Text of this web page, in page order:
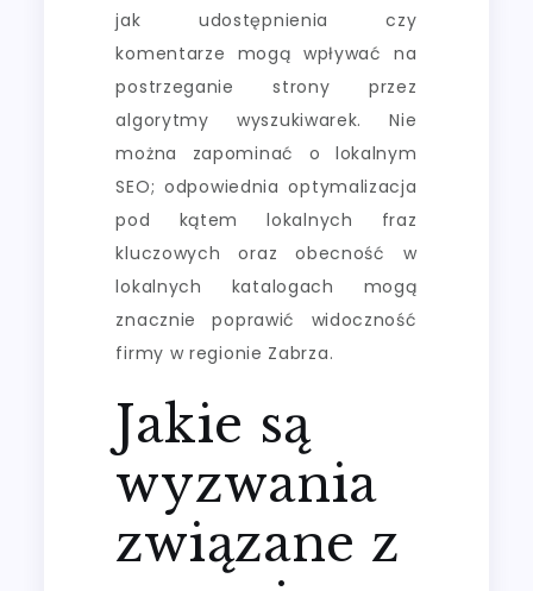
jak udostępnienia czy
komentarze mogą wpływać na
postrzeganie strony przez
algorytmy wyszukiwarek. Nie
można zapominać o lokalnym
SEO; odpowiednia optymalizacja
pod kątem lokalnych fraz
kluczowych oraz obecność w
lokalnych katalogach mogą
znacznie poprawić widoczność
firmy w regionie Zabrza.
Jakie są
wyzwania
związane z